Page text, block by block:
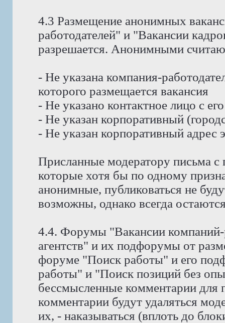
4.3 Размещение анонимных
работодателей" и "Вакансии
разрешается. Анонимными
- Не указана компания-
которого размещается вакансия
- Не указано контактное лицо с
- Не указан корпоративный
- Не указан корпоративный адрес
Присланные модератору письма
которые хотя бы по одному
анонимные, публиковаться не
возможны, однако всегда
4.4. Форумы "Вакансии компаний-
агентств" и их подфорумы от
форуме "Поиск работы" и его
работы" и "Поиск позиций без
бессмысленные комментарии для
комментарии будут удаляться
их, - наказываться (вплоть до